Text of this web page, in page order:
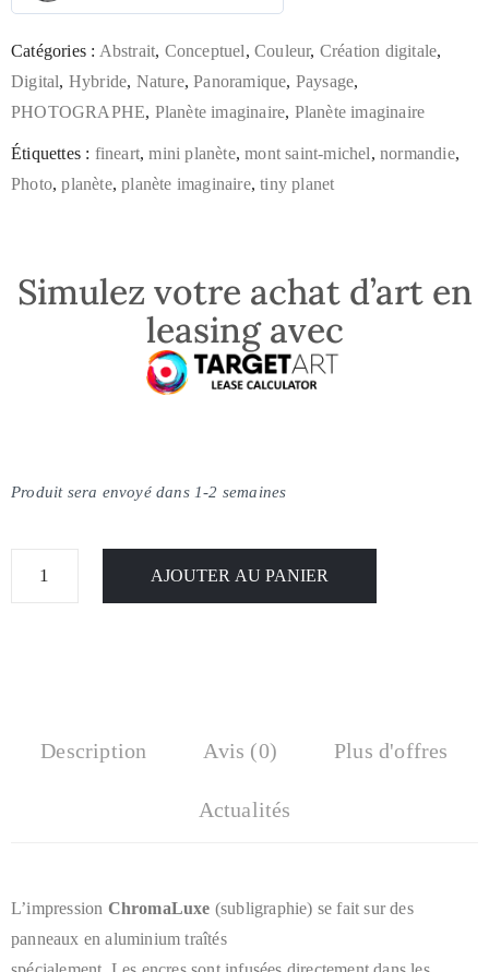
Catégories : Abstrait, Conceptuel,Couleur, Création digitale,
Digital, Hybride, Nature,Panoramique, Paysage,
PHOTOGRAPHE, Planète imaginaire, Planète imaginaire
Étiquettes : fineart,mini planète,mont saint-michel,normandie,
Photo,planète,planète imaginaire,tiny planet
Simulez votre achat d’art en
leasing avec
Produit sera envoyé dans 1-2 semaines
AJOUTER AU PANIER
Description Avis (0) Plus d'offres
Actualités
L’impression ChromaLuxe (subligraphie) se fait sur des
panneaux en aluminium traîtés